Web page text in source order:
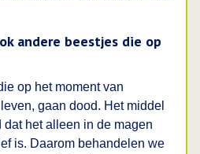
andere beestjes die op
op het moment van
gaan dood. Het middel
het alleen in de magen
is. Daarom behandelen we